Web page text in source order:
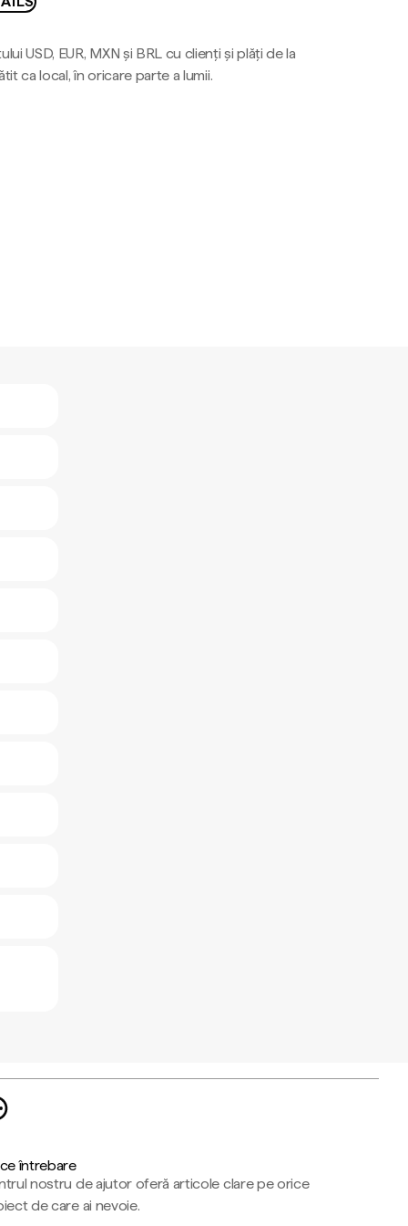
USD, EUR, MXN și BRL cu clienți și plăți de la
ca local, în oricare parte a lumii.
întrebare
nostru de ajutor oferă articole clare pe orice
de care ai nevoie.